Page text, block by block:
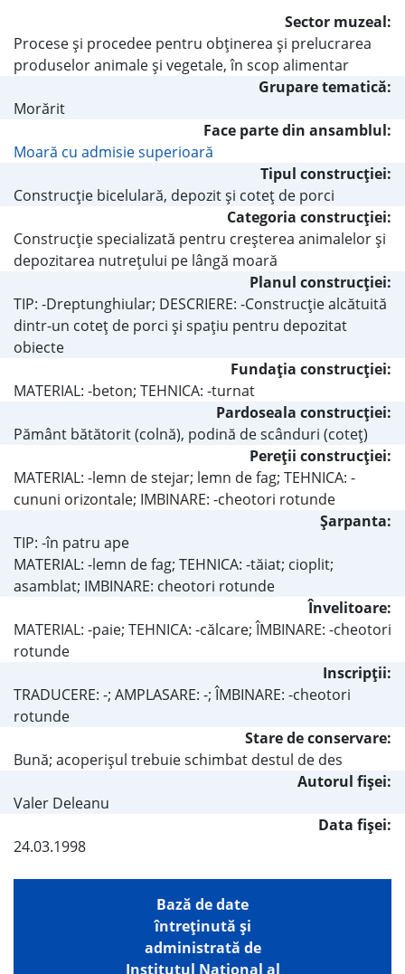
Sector muzeal:
Procese şi procedee pentru obţinerea şi prelucrarea
produselor animale şi vegetale, în scop alimentar
Grupare tematică:
Morărit
Face parte din ansamblul:
Moară cu admisie superioară
Tipul construcţiei:
Construcţie bicelulară, depozit şi coteţ de porci
Categoria construcţiei:
Construcţie specializată pentru creşterea animalelor şi
depozitarea nutreţului pe lângă moară
Planul construcţiei:
TIP: -Dreptunghiular; DESCRIERE: -Construcţie alcătuită
dintr-un coteţ de porci şi spaţiu pentru depozitat
obiecte
Fundaţia construcţiei:
MATERIAL: -beton; TEHNICA: -turnat
Pardoseala construcţiei:
Pământ bătătorit (colnă), podină de scânduri (coteţ)
Pereţii construcţiei:
MATERIAL: -lemn de stejar; lemn de fag; TEHNICA: -
cununi orizontale; IMBINARE: -cheotori rotunde
Şarpanta:
TIP: -în patru ape
MATERIAL: -lemn de fag; TEHNICA: -tăiat; cioplit;
asamblat; IMBINARE: cheotori rotunde
Învelitoare:
MATERIAL: -paie; TEHNICA: -călcare; ÎMBINARE: -cheotori
rotunde
Inscripţii:
TRADUCERE: -; AMPLASARE: -; ÎMBINARE: -cheotori
rotunde
Stare de conservare:
Bună; acoperişul trebuie schimbat destul de des
Autorul fişei:
Valer Deleanu
Data fișei:
24.03.1998
Bază de date
întreţinută şi
administrată de
Institutul Național al